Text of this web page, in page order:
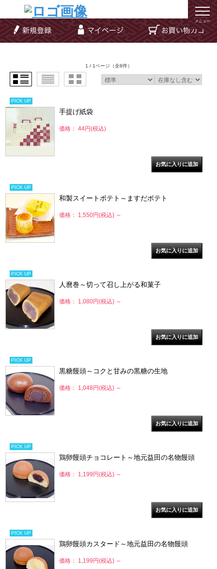
メニュー
1 / 1ページ （全8件）
PICK UP
手提げ紙袋
価格： 44円(税込)
PICK UP
和製スイートポテト～ますだポテト
価格： 1,550円(税込) ～
PICK UP
人麿巻～切って召し上がる和菓子
価格： 1,080円(税込) ～
PICK UP
黒糖饅頭～コクと甘みの黒糖の生地
価格： 1,048円(税込) ～
PICK UP
鶏卵饅頭チョコレート～地元益田の名物饅頭
価格： 1,199円(税込) ～
PICK UP
鶏卵饅頭カスタード～地元益田の名物饅頭
価格： 1,199円(税込) ～